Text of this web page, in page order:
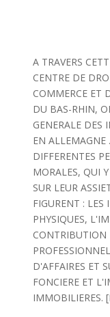
A TRAVERS
CENTRE DE
COMMERCE ET
DU BAS-RHIN,
GENERALE DES
EN ALLEMAGNE
DIFFERENTES
MORALES, QUI
SUR LEUR
FIGURENT : LES
PHYSIQUES,
CONTRIBUTION
D'AFFAIRES ET
FONCIERE ET
IMMOBILIERES.